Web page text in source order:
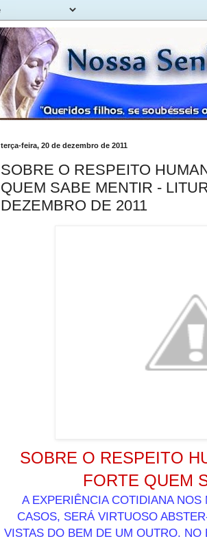
terça-feira, 20 de dezembro de 2011
SOBRE O RESPEITO
QUEM SABE MENTIR -
DEZEMBRO DE 2011
SOBRE O RESPEITO
FORTE QUEM
A EXPERIÊNCIA COTIDIANA
CASOS, SERÁ VIRTUOSO
VISTAS DO BEM DE UM OUTRO.